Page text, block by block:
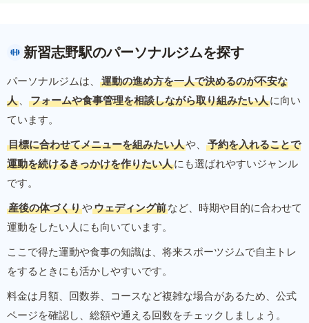
新習志野駅のパーソナルジムを探す
パーソナルジムは、
運動の進め方を一人で決めるのが不安な
人 、 フォームや食事管理を相談しながら取り組みたい人に向い
ています。
目標に合わせてメニューを組みたい人や、
予約を入れることで
運動を続けるきっかけを作りたい人にも選ばれやすいジャンル
です。
産後の体づくりやウェディング前など、時期や目的に合わせて
運動をしたい人にも向いています。
ここで得た運動や食事の知識は、将来スポーツジムで自主トレ
をするときにも活かしやすいです。
料金は月額、回数券、コースなど複雑な場合があるため、公式
ページを確認し、総額や通える回数をチェックしましょう。